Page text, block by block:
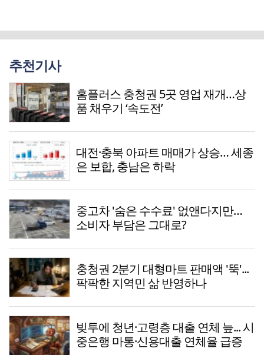
추천기사
홈플러스 충청권 5곳 영업 재개…상
품 채우기 ‘속도전’
대전·충북 아파트 매매가 상승… 세종
은 보합, 충남은 하락
중고차 '숨은 수수료' 없앤다지만…
소비자 부담은 그대로?
충청권 2분기 대형마트 판매액 '뚝'...
팍팍한 지역민 삶 반영하나
빚투에 청년·고령층 대출 연체 늪... 시
중은행 마통·신용대출 연체율 급증